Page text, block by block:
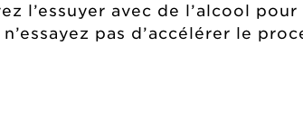
l’essuyer avec de l’alcool
pas d’accélérer le